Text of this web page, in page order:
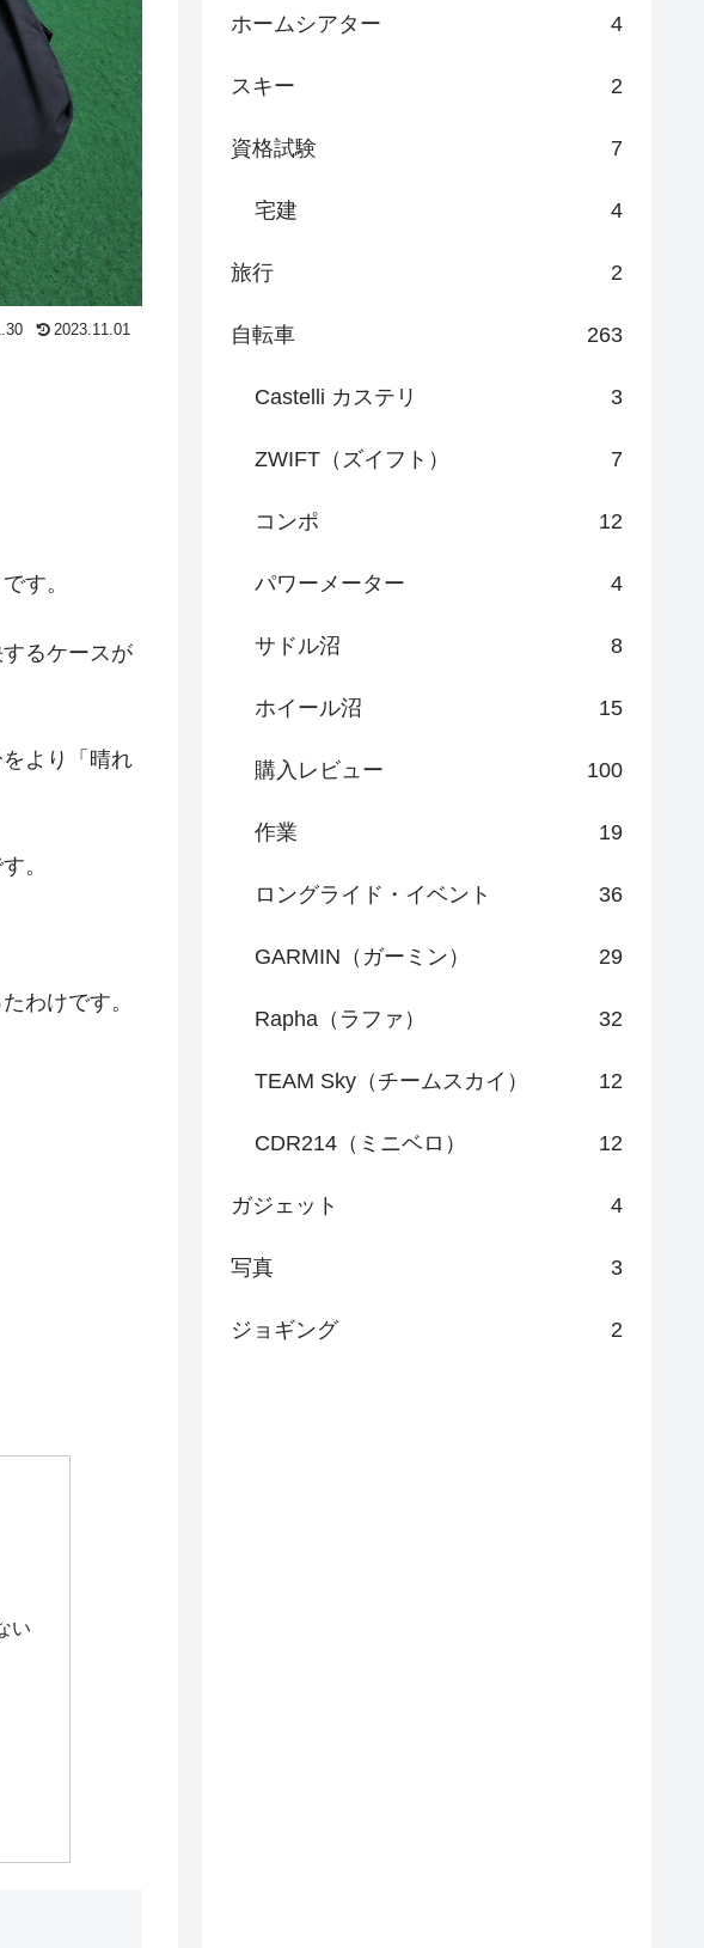
2023.11.01
す。
るケースが
より「晴れ
。
わけです。
い
ホームシアター 4
スキー 2
資格試験 7
宅建 4
旅行 2
自転車 263
Castelli カステリ 3
ZWIFT（ズイフト） 7
コンポ 12
パワーメーター 4
サドル沼 8
ホイール沼 15
購入レビュー 100
作業 19
ロングライド・イベント 36
GARMIN（ガーミン） 29
Rapha（ラファ） 32
TEAM Sky（チームスカイ） 12
CDR214（ミニベロ） 12
ガジェット 4
写真 3
ジョギング 2